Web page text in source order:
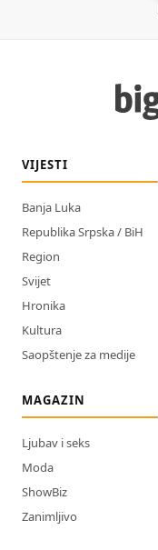
VIJESTI
Banja Luka
Republika Srpska / BiH
Region
Svijet
Hronika
Kultura
Saopštenje za medije
MAGAZIN
Ljubav i seks
Moda
ShowBiz
Zanimljivo